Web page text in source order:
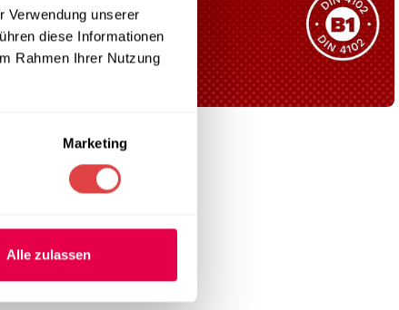
Verwendung unserer
diese Informationen
Rahmen Ihrer Nutzung
Marketing
Alle zulassen
Wir helfen Ihnen gerne weiter!